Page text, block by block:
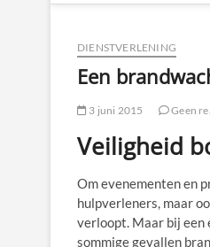
DIENSTVERLENING
Een
3 juni 2015 Geen
Veiligheid
Om evenementen en
hulpverleners, maar
verloopt. Maar bij een
sommige gevallen